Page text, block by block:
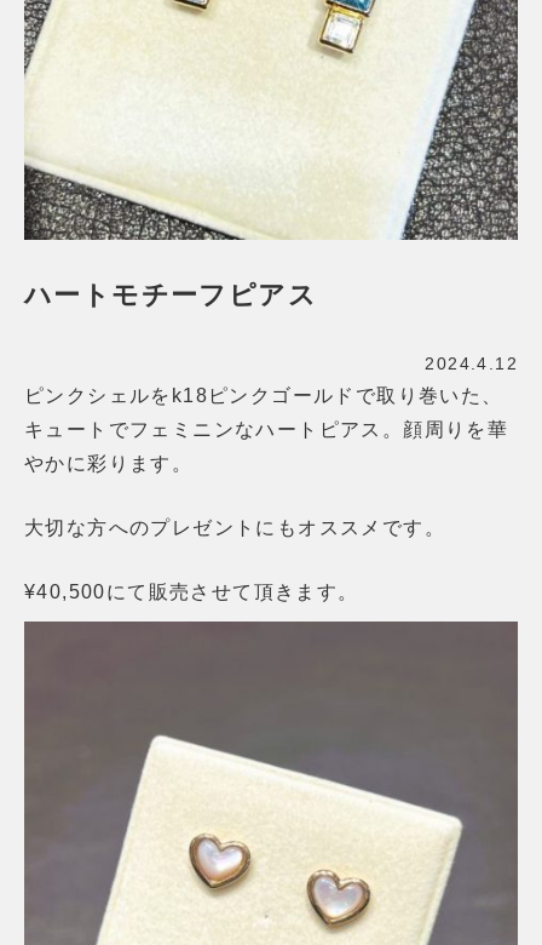
ハートモチーフピアス
2024.4.12
ピンクシェルをk18ピンクゴールドで取り巻いた、
キュートでフェミニンなハートピアス。顔周りを華
やかに彩ります。
大切な方へのプレゼントにもオススメです。
¥40,500にて販売させて頂きます。